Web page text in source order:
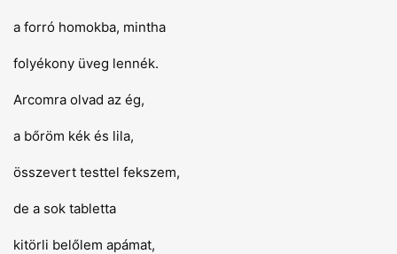
a forró homokba, mintha
folyékony üveg lennék.
Arcomra olvad az ég,
a bőröm kék és lila,
összevert testtel fekszem,
de a sok tabletta
kitörli belőlem apámat,